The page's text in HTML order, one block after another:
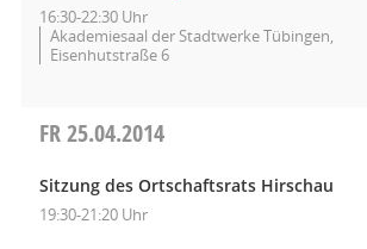
16:30-22:30 Uhr
Akademiesaal der Stadtwerke Tübingen,
Eisenhutstraße 6
FR25.04.2014
Sitzung des Ortschaftsrats Hirschau
19:30-21:20 Uhr